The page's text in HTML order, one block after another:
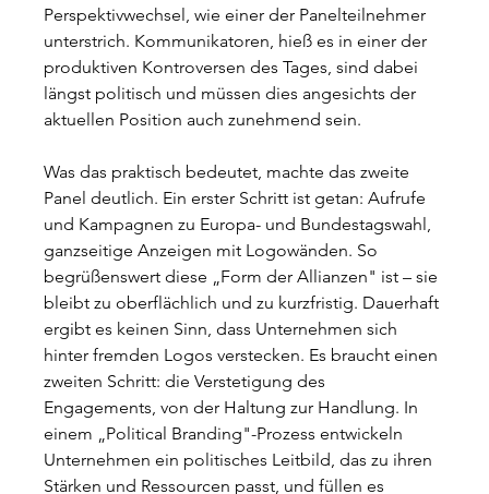
Perspektivwechsel, wie einer der Panelteilnehmer
unterstrich. Kommunikatoren, hieß es in einer der
produktiven Kontroversen des Tages, sind dabei
längst politisch und müssen dies angesichts der
aktuellen Position auch zunehmend sein.
Was das praktisch bedeutet, machte das zweite
Panel deutlich. Ein erster Schritt ist getan: Aufrufe
und Kampagnen zu Europa- und Bundestagswahl,
ganzseitige Anzeigen mit Logowänden. So
begrüßenswert diese „Form der Allianzen" ist – sie
bleibt zu oberflächlich und zu kurzfristig. Dauerhaft
ergibt es keinen Sinn, dass Unternehmen sich
hinter fremden Logos verstecken. Es braucht einen
zweiten Schritt: die Verstetigung des
Engagements, von der Haltung zur Handlung. In
einem „Political Branding"-Prozess entwickeln
Unternehmen ein politisches Leitbild, das zu ihren
Stärken und Ressourcen passt, und füllen es